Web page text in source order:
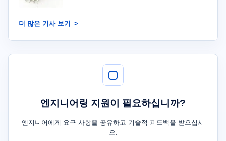
더 많은 기사 보기
엔지니어링 지원이 필요하십니까?
엔지니어에게 요구 사항을 공유하고 기술적 피드백을 받으십시
오.